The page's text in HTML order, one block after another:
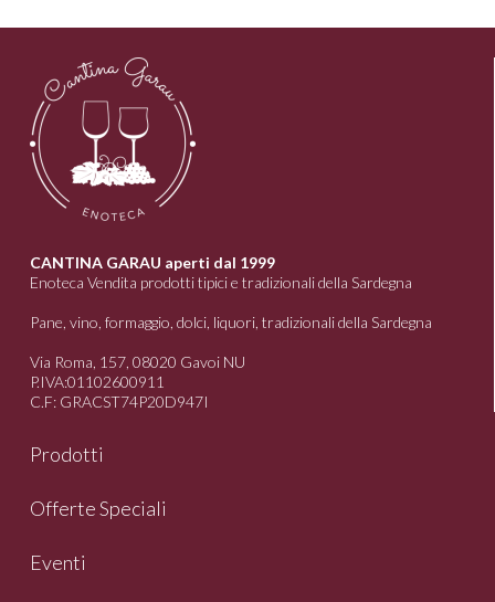
CANTINA GARAU aperti dal 1999
Enoteca Vendita prodotti tipici e tradizionali della Sardegna
Pane, vino, formaggio, dolci, liquori, tradizionali della Sardegna
Via Roma, 157, 08020 Gavoi NU
P.IVA:01102600911
C.F: GRACST74P20D947I
Prodotti
Offerte Speciali
Eventi